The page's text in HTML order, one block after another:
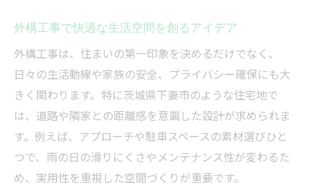
外構工事で快適な生活空間を創るアイデア
外構工事は、住まいの第一印象を決めるだけでなく、
日々の生活動線や家族の安全、プライバシー確保にも大
きく関わります。特に茨城県下妻市のような住宅地で
は、道路や隣家との距離感を意識した設計が求められま
す。例えば、アプローチや駐車スペースの素材選びひと
つで、雨の日の滑りにくさやメンテナンス性が変わるた
め、実用性を重視した空間づくりが重要です。